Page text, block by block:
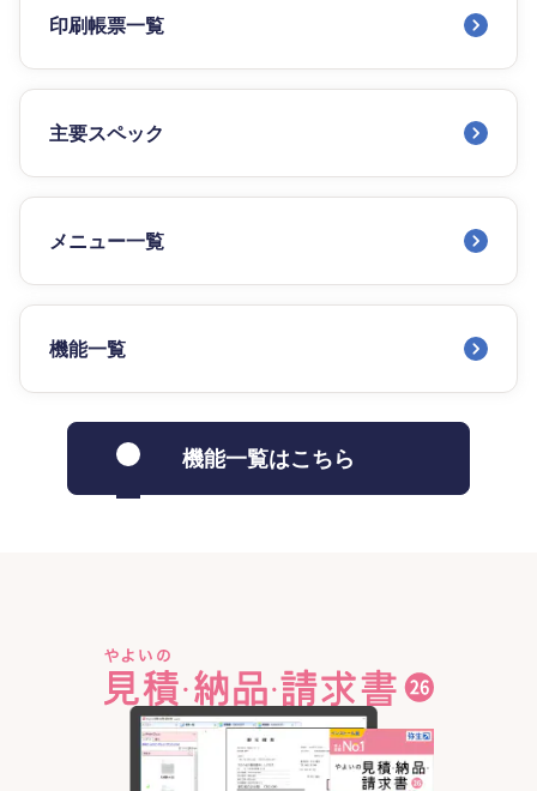
印刷帳票一覧
主要スペック
メニュー一覧
機能一覧
機能一覧はこちら